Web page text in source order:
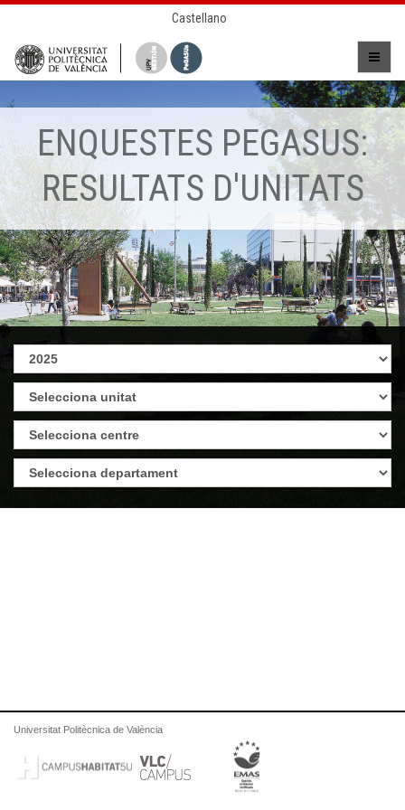
Castellano
ENQUESTES PEGASUS:
RESULTATS D'UNITATS
Universitat Politècnica de València